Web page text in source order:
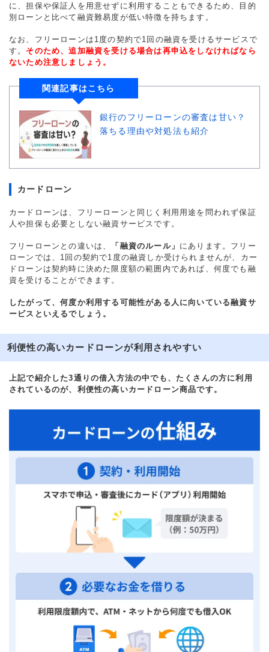
に、担保や保証人を用意せずに利用することもできるため、目的
別ローンと比べて融資難易度が低い特徴を持ちます。
なお、フリーローンは1度の契約で1回の融資を受けるサービスで
す。 そのため、追加融資を受ける場合は再申込をしなければなら
ないため注意しましょう。
関連記事はこちら
銀行のフリーローンの審査は甘い？
落ちる理由や対処法も紹介
カードローン
カードローンは、フリーローンと同じく利用用途を問われず保証
人や担保も必要としない融資サービスです。
フリーローンとの違いは、 「融資のルール」 にあります。フリー
ローンでは、1回の契約で1度の融資しか受けられませんが、カー
ドローンは契約時に決めた限度額の範囲内であれば、何度でも融
資を受けることができます。
したがって、何度か利用する可能性がある人に向いている融資サ
ービスといえるでしょう。
利便性の高いカードローンが利用されやすい
上記で紹介した3通りの借入方法の中でも、たくさんの方に利用
されているのが、利便性の高いカードローン商品です。